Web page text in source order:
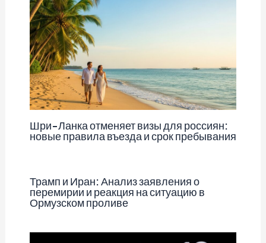
Шри-Ланка отменяет визы для россиян:
новые правила въезда и срок пребывания
Трамп и Иран: Анализ заявления о
перемирии и реакция на ситуацию в
Ормузском проливе